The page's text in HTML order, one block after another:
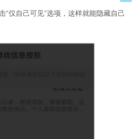
“仅自己可见”选项，这样就能隐藏自己